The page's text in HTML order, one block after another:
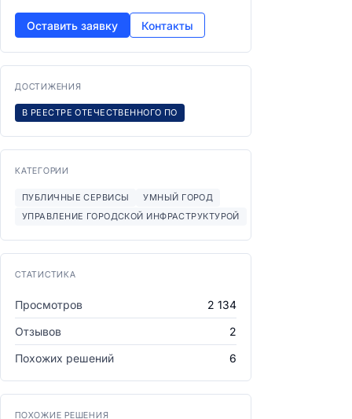
Оставить заявку Контакты
ДОСТИЖЕНИЯ
В РЕЕСТРЕ ОТЕЧЕСТВЕННОГО ПО
КАТЕГОРИИ
ПУБЛИЧНЫЕ СЕРВИСЫ
УМНЫЙ ГОРОД
УПРАВЛЕНИЕ ГОРОДСКОЙ ИНФРАСТРУКТУРОЙ
СТАТИСТИКА
Просмотров
2 134
Отзывов
2
Похожих решений
6
ПОХОЖИЕ РЕШЕНИЯ